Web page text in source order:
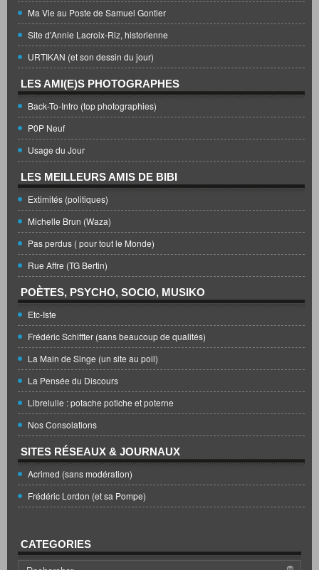
Ma Vie au Poste de Samuel Gontier
Site d'Annie Lacroix-Riz, historienne
URTIKAN (et son dessin du jour)
LES AMI(E)S PHOTOGRAPHES
Back-To-Intro (top photographies)
P0P Neuf
Usage du Jour
LES MEILLEURS AMIS DE BIBI
Extimités (politiques)
Michelle Brun (Waza)
Pas perdus ( pour tout le Monde)
Rue Affre (TG Bertin)
POÈTES, PSYCHO, SOCIO, MUSIKO
Etc-Iste
Frédéric Schiffter (sans beaucoup de qualités)
La Main de Singe (un site au poil)
La Pensée du Discours
Librelulle : potache potiche et poterne
Nos Consolations
SITES RÉSEAUX & JOURNAUX
Acrimed (sans modération)
Frédéric Lordon (et sa Pompe)
CATEGORIES